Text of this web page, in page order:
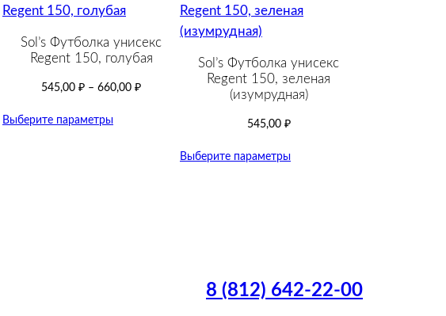
Sol’s Футболка унисекс
Regent 150, голубая
545,00 ₽ – 660,00 ₽
Выберите параметры
Sol’s Футболка унисекс
Regent 150, зеленая
(изумрудная)
545,00 ₽
Выберите параметры
8 (812) 642-22-00